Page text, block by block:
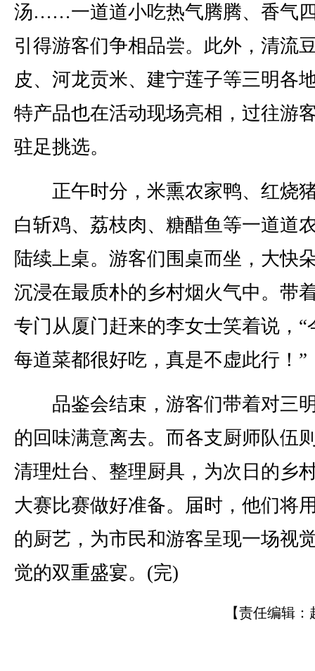
汤……一道道小吃热气腾腾、香气
引得游客们争相品尝。此外，清流
皮、河龙贡米、建宁莲子等三明各
特产品也在活动现场亮相，过往游
驻足挑选。
正午时分，米熏农家鸭、红烧
白斩鸡、荔枝肉、糖醋鱼等一道道
陆续上桌。游客们围桌而坐，大快
沉浸在最质朴的乡村烟火气中。带
专门从厦门赶来的李女士笑着说，“
每道菜都很好吃，真是不虚此行！”
品鉴会结束，游客们带着对三
的回味满意离去。而各支厨师队伍
清理灶台、整理厨具，为次日的乡
大赛比赛做好准备。届时，他们将
的厨艺，为市民和游客呈现一场视
觉的双重盛宴。(完)
【责任编辑：